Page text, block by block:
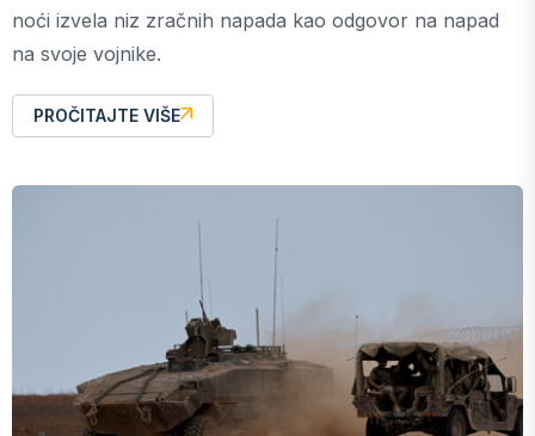
noći izvela niz zračnih napada kao odgovor na napad
na svoje vojnike.
PROČITAJTE VIŠE